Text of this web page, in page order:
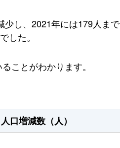
し、2021年には179人まで
した。
ことがわかります。
人口増減数（人）